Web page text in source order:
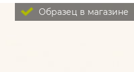
Образец в магазине